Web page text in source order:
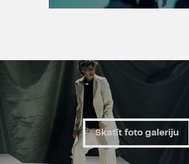
ne tikai sludina Dieva
cilvēkus sekot. Kad guvuši
atklāsmes – atkal visu
Jaunā, mūsdienīgā
īpašā, šim
paredzētā adaptācijā
atgriežas uz Dailes
skatuves, vienlaikus
Skatīt foto galeriju